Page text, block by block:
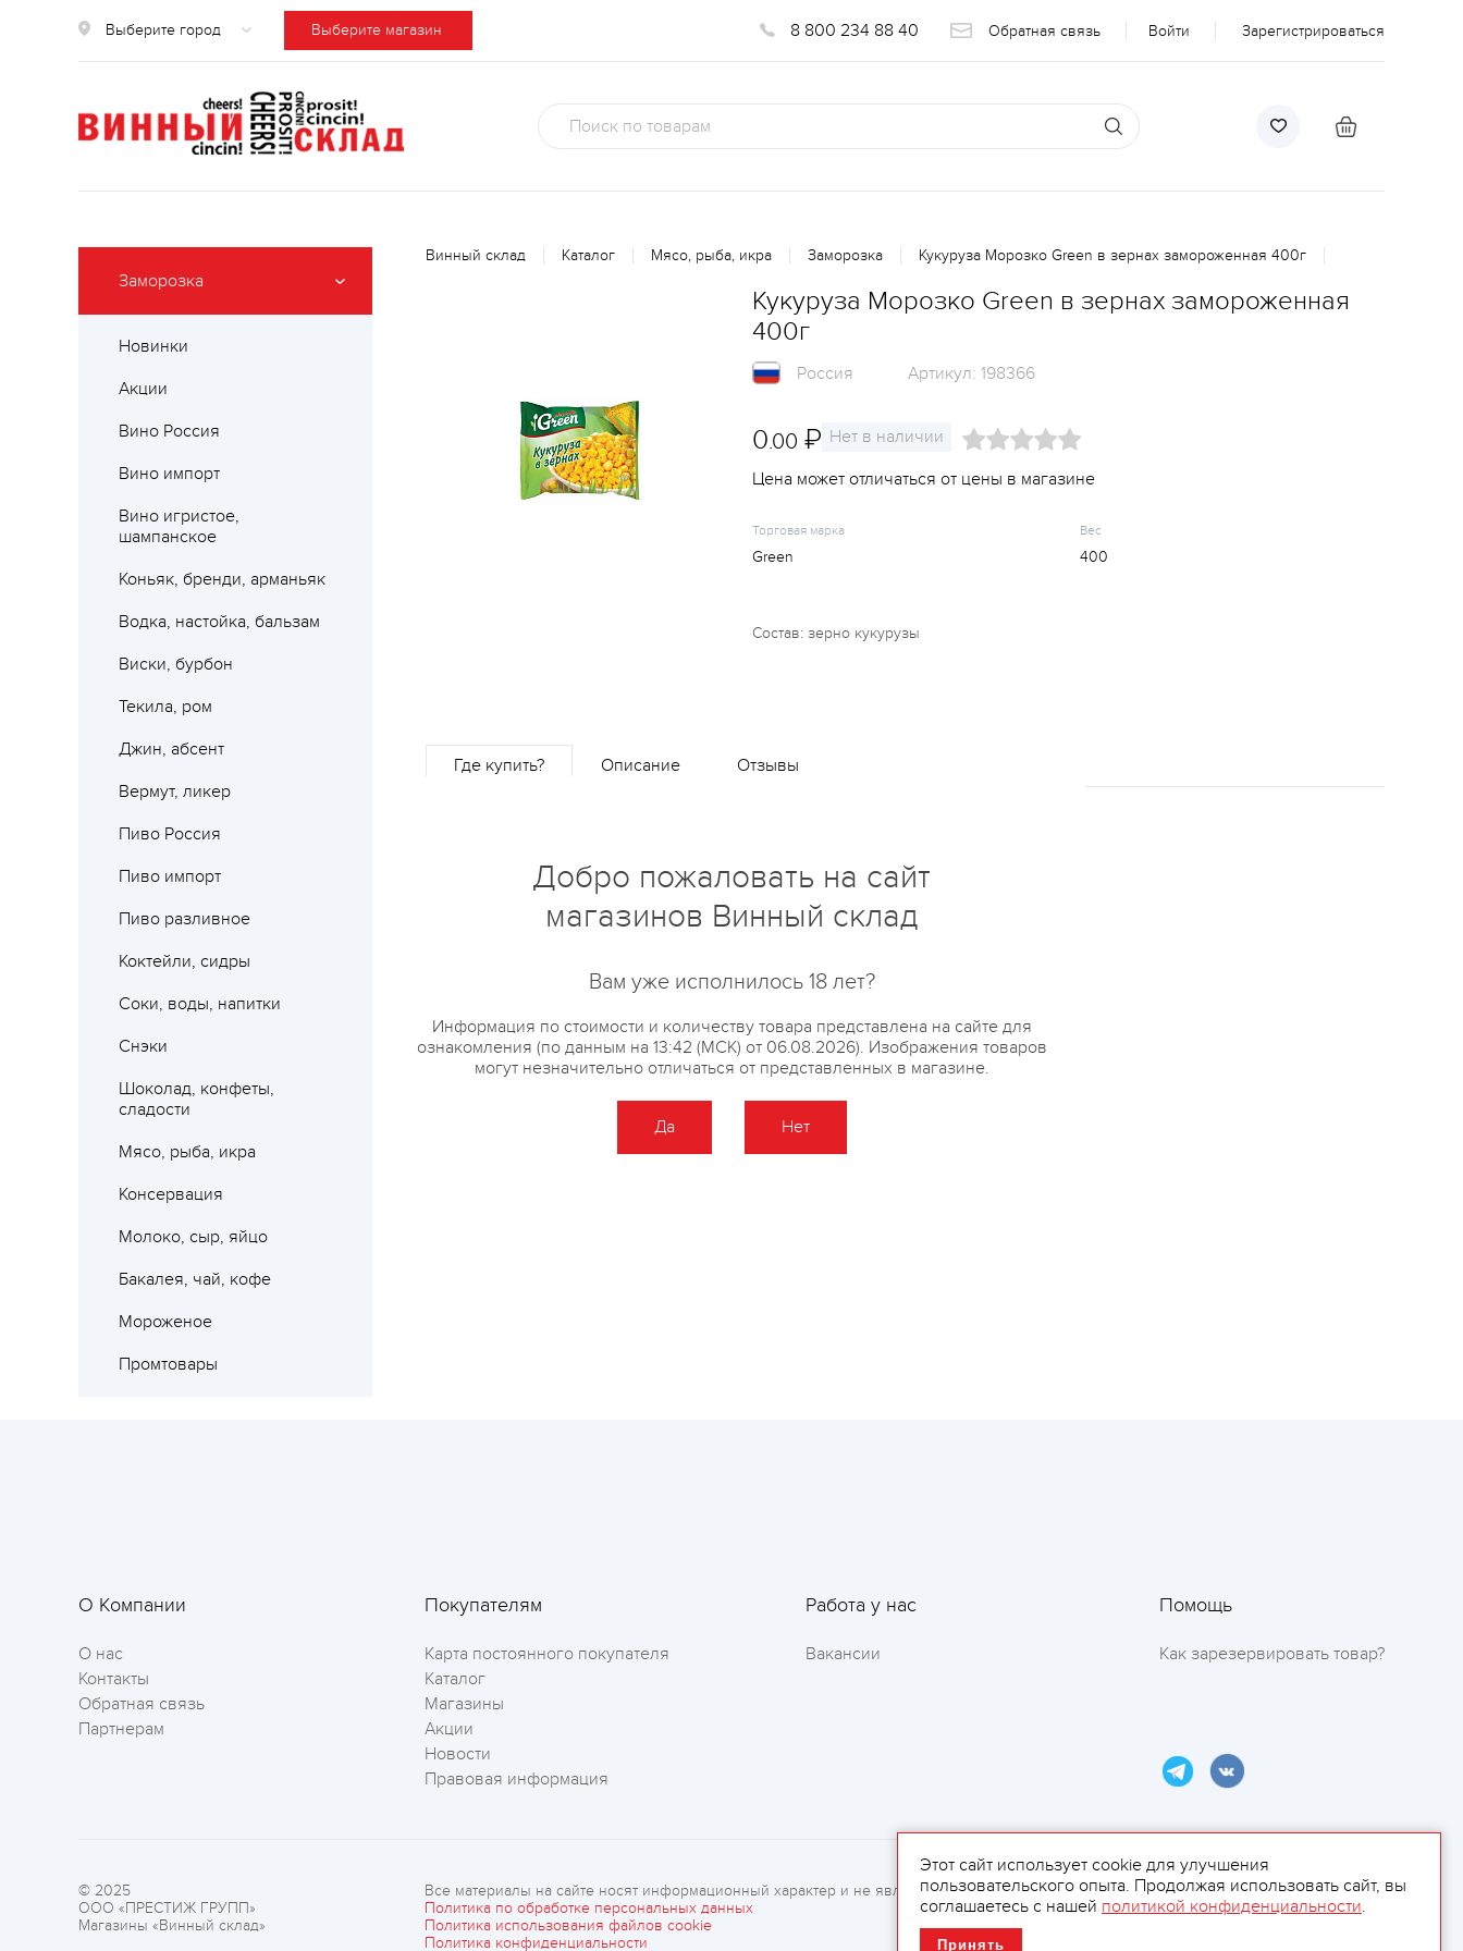
Выберите город Выберите магазин 8 800 234 88 40 Обратная связь Войти Зарегистрироваться
Заморозка
Новинки
Акции
Вино Россия
Вино импорт
Вино игристое,
шампанское
Коньяк, бренди, арманьяк
Водка, настойка, бальзам
Виски, бурбон
Текила, ром
Джин, абсент
Вермут, ликер
Пиво Россия
Пиво импорт
Пиво разливное
Коктейли, сидры
Соки, воды, напитки
Снэки
Шоколад, конфеты,
сладости
Мясо, рыба, икра
Консервация
Молоко, сыр, яйцо
Бакалея, чай, кофе
Мороженое
Промтовары
Винный склад Каталог Мясо, рыба, икра Заморозка Кукуруза Морозко Green в зернах замороженная 400г
Кукуруза Морозко Green в зернах замороженная
400г
Россия Артикул: 198366
0.00 ₽ Нет в наличии
Цена может отличаться от цены в магазине
Торговая марка
Green
Вес
400
Состав: зерно кукурузы
Где купить? Описание Отзывы
О Компании
О нас
Контакты
Обратная связь
Партнерам
Покупателям
Карта постоянного покупателя
Каталог
Магазины
Акции
Новости
Правовая информация
Работа у нас
Вакансии
Помощь
Как зарезервировать товар?
© 2025
ООО «ПРЕСТИЖ ГРУПП»
Магазины «Винный склад»
Все материалы на сайте носят информационный характер и не являются рекламой.
Политика по обработке персональных данных
Политика использования файлов cookie
Политика конфиденциальности
Этот сайт использует cookie для улучшения
пользовательского опыта. Продолжая использовать сайт, вы
соглашаетесь с нашей политикой конфиденциальности.
Принять
Добро пожаловать на сайт
магазинов Винный склад
Вам уже исполнилось 18 лет?
Информация по стоимости и количеству товара представлена на сайте для
ознакомления (по данным на 13:42 (МСК) от 06.08.2026). Изображения товаров
могут незначительно отличаться от представленных в магазине.
Да Нет